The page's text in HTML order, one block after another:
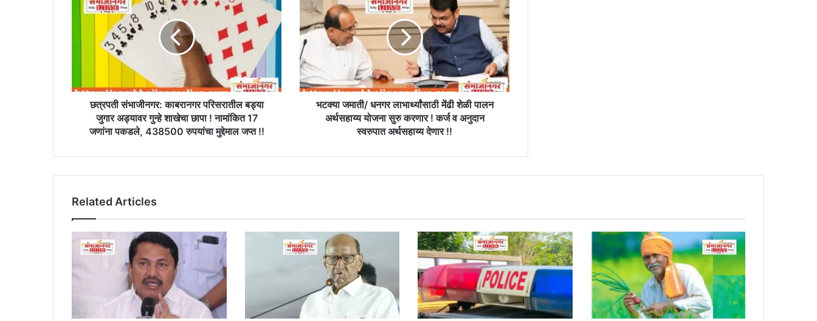
काबरानगर
शाखेचा
नामांकित
438500
मुद्देमाल
जप्त
!!
छत्रपती संभाजीनगर: काबरानगर परिसरातील बड्या
जुगार अड्यावर गुन्हे शाखेचा छापा ! नामांकित 17
जणांना पकडले, 438500 रुपयांचा मुद्देमाल जप्त !!
धनगर
लाभार्थ्यांसाठी
मेंढी
शेळी
पालन
अर्थसहाय्य
योजना
स्वरुपात
!!
भटक्या जमाती/ धनगर लाभार्थ्यांसाठी मेंढी शेळी पालन
अर्थसहाय्य योजना सुरु करणार ! कर्ज व अनुदान
स्वरुपात अर्थसहाय्य देणार !!
Related Articles